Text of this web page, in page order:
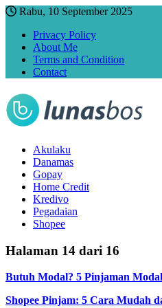
Rabu, 10 September 2025
Privacy Policy
About Me
Terms and Condition
Contact
Akulaku
Danamas
Gopay
Home Credit
Kredivo
Pegadaian
Shopee
Halaman 14 dari 16
Butuh Modal? 5 Pinjaman
Shopee Pinjam: 5 Cara Mudah